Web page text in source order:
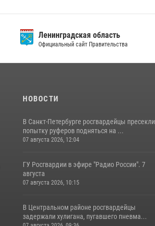
Ленинградская область
Официальный сайт Правительства
НОВОСТИ
В Санкт-Петербурге росгвардейцы пресекли
попытку руферов подняться на ...
07 августа 2026, 12:04
ГУ Росгвардии в эфире "Радио России". 7
августа
07 августа 2026, 10:15
В Центральном районе росгвардейцы
задержали хулигана, пугавшего пневма...